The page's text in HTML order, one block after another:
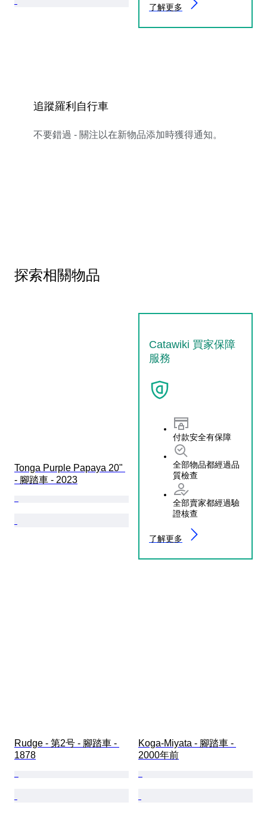
了解更多
追蹤羅利自行車
不要錯過 - 關注以在新物品添加時獲得通知。
探索相關物品
Catawiki 買家保障
服務
付款安全有保障
全部物品都經過品
質檢查
全部賣家都經過驗
證核查
了解更多
Tonga Purple Papaya 20"
- 腳踏車 - 2023
Rudge - 第2号 - 腳踏車 -
1878
Koga-Miyata - 腳踏車 -
2000年前